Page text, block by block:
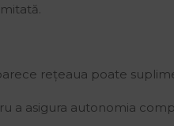
rețeaua poate
a asigura autonomia